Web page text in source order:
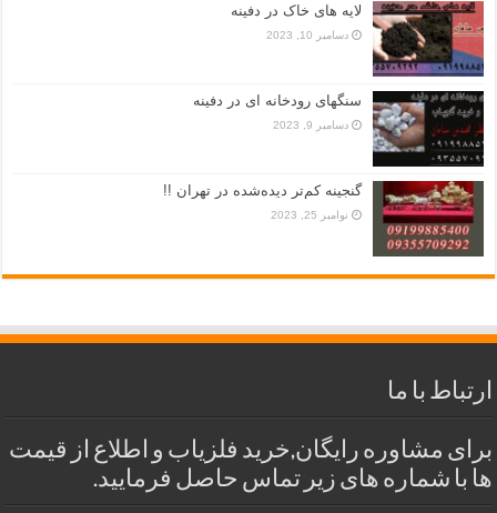
لایه های خاک در دفینه
دسامبر 10, 2023
سنگهای رودخانه ای در دفینه
دسامبر 9, 2023
گنجینه کم‌تر دیده‌شده در تهران !!
نوامبر 25, 2023
ارتباط با ما
برای مشاوره رایگان,خرید فلزیاب و اطلاع از قیمت
ها با شماره های زیر تماس حاصل فرمایید.